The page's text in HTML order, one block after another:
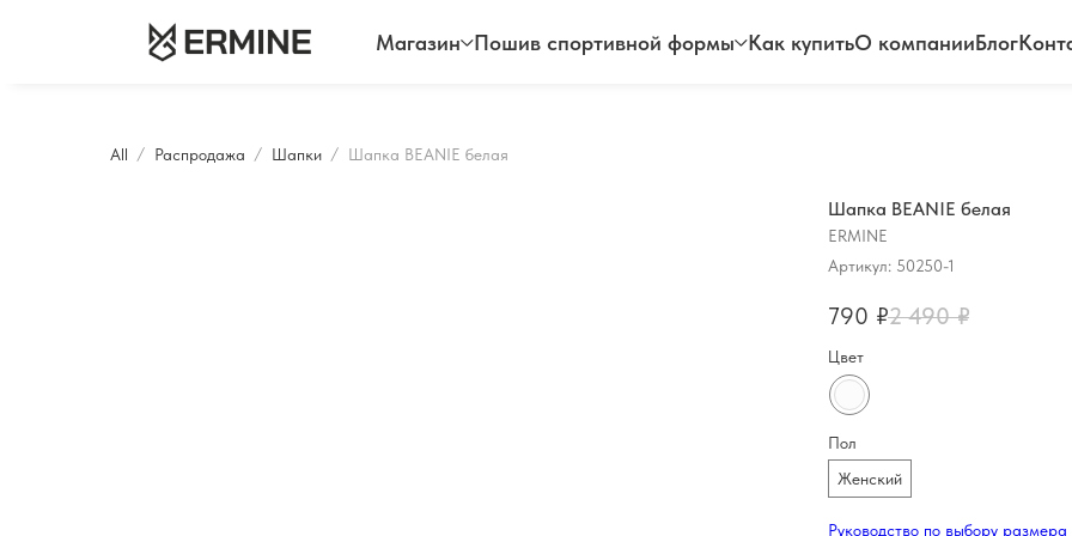
Магазин Пошив спортивной формы Как купитьО компанииБлог
All Распродажа Шапки Шапка BEANIE белая
Шапка BEANIE белая
ERMINE
Артикул: 50250-1
790 ₽2 490 ₽
Цвет
Пол
Женский
Руководство по выбору размера